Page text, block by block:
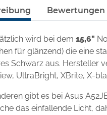
Bewertungen
wird bei dem 15,6"
für glänzend) die eine
Schwarz aus. Hersteller
UltraBright, XBrite, X-
gibt es bei Asus
das einfallende Licht,